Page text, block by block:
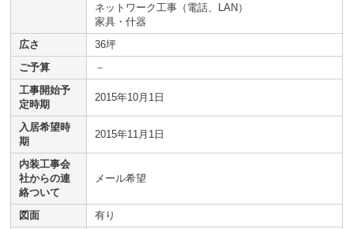
ネットワーク工事（電話、LAN）
家具・什器
広さ
36坪
ご予算
－
工事開始予
定時期
2015年10月1日
入居希望時
期
2015年11月1日
内装工事会
社からの連
絡ついて
メール希望
図面 有り